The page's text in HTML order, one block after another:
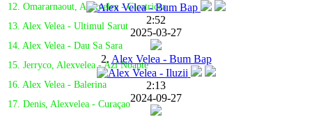
12. Omararnaout, Alexvelea - Cicatricea
13. Alex Velea - Ultimul Sarut
14. Alex Velea - Dau Sa Sara
15. Jerryco, Alexvelea - Azi Noapte
16. Alex Velea - Balerina
17. Denis, Alexvelea - Curaçao
2:52
2025-03-27
2. Alex Velea - Bum Bap
2:13
2024-09-27